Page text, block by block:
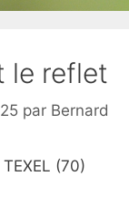
le reflet
par Bernard
TEXEL (70)